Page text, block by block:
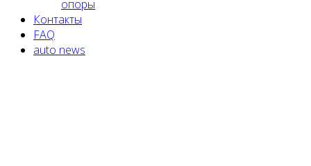
опоры
Контакты
FAQ
auto news